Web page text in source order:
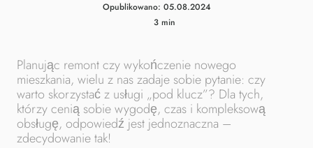
Opublikowano: 05.08.2024
3 min
Planując remont czy wykończenie nowego
mieszkania, wielu z nas zadaje sobie pytanie: czy
warto skorzystać z usługi „pod klucz”? Dla tych,
którzy cenią sobie wygodę, czas i kompleksową
obsługę, odpowiedź jest jednoznaczna –
zdecydowanie tak!